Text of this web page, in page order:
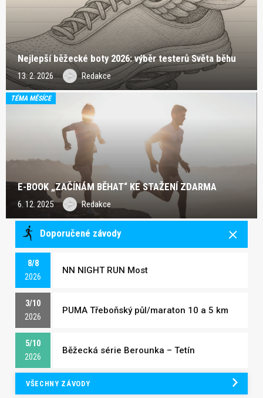
Nejlepší běžecké boty 2026: výběr testerů Světa běhu
13. 2. 2026 Redakce
TÉMA MĚSÍCE
E-BOOK „ZAČÍNÁM BĚHAT“ KE STAŽENÍ ZDARMA
6. 12. 2025 Redakce
Doporučené závody
8/8
2026
NN NIGHT RUN Most
3/10
2026
PUMA Třeboňský půl/maraton 10 a 5 km
5/10
2026
Běžecká série Berounka – Tetín
VŠECHNY ZÁVODY